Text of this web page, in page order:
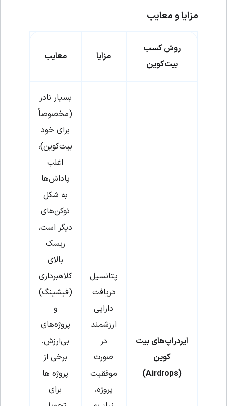
مزایا و معایب
روش کسب
بیت‌کوین
مزایا معایب
ایردراپ‌های بیت
کوین
(Airdrops)
پتانسیل
دریافت
دارایی
ارزشمند
در
صورت
موفقیت
پروژه،
بسیار نادر
(مخصوصاً
برای خود
بیت‌کوین)،
اغلب
پاداش‌ها
به شکل
توکن‌های
دیگر است،
ریسک
بالای
کلاهبرداری
(فیشینگ)
و
پروژه‌های
بی‌ارزش.
برخی از
پروژه ها
برای